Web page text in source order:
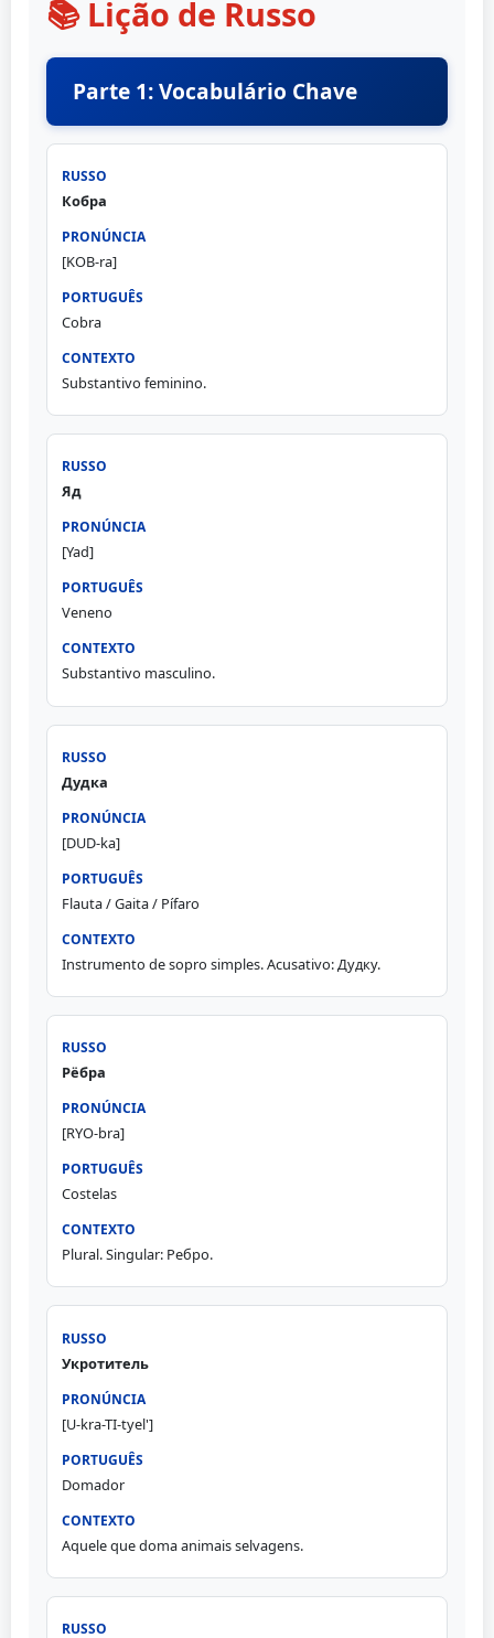
📚 Lição de Russo
Parte 1: Vocabulário Chave
Кобра
[KOB-ra]
Cobra
Substantivo feminino.
Яд
[Yad]
Veneno
Substantivo masculino.
Дудка
[DUD-ka]
Flauta / Gaita / Pífaro
Instrumento de sopro simples. Acusativo: Дудку.
Рёбра
[RYO-bra]
Costelas
Plural. Singular: Ребро.
Укротитель
[U-kra-TI-tyel']
Domador
Aquele que doma animais selvagens.